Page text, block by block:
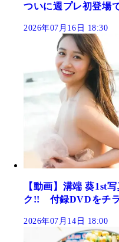
ついに週プレ初登場
2026年07月16日 18:30
【動画】溝端 葵1st
ク!! 付録DVDをチ
2026年07月14日 18:00